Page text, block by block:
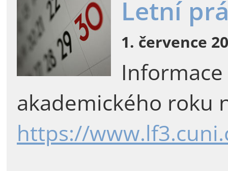
Letní
1. července
akademického roku
https://